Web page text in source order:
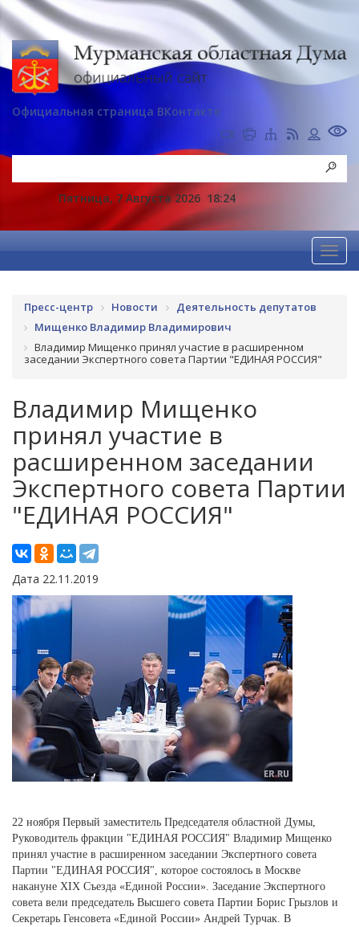
Официальная страница ВКонтакте
Пятница, 7 Августа 2026 18:24
Пресс-центр Новости
Деятельность депутатов
Мищенко Владимир Владимирович
Владимир Мищенко принял участие в расширенном
заседании Экспертного совета Партии "ЕДИНАЯ РОССИЯ"
Владимир Мищенко
принял участие в
расширенном заседании
Экспертного совета Партии
"ЕДИНАЯ РОССИЯ"
Дата 22.11.2019
22 ноября Первый заместитель Председателя областной Думы,
Руководитель фракции "ЕДИНАЯ РОССИЯ" Владимир Мищенко
принял участие в расширенном заседании Экспертного совета
Партии "ЕДИНАЯ РОССИЯ", которое состоялось в Москве
накануне XIX Съезда «Единой России». Заседание Экспертного
совета вели председатель Высшего совета Партии Борис Грызлов и
Секретарь Генсовета «Единой России» Андрей Турчак. В